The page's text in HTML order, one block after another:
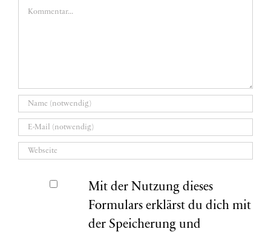
Kommentar
Mit der Nutzung dieses
Formulars erklärst du dich mit
der Speicherung und